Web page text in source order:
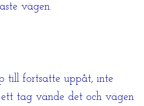
vägen.
till fortsatte uppåt, inte
tag vände det och vägen